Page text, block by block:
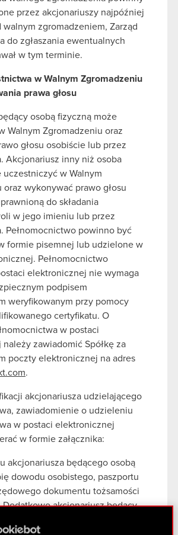
przez akcjonariuszy najpóźniej
walnym zgromadzeniem, Zarząd
do zgłaszania ewentualnych
w tym terminie.
w Walnym Zgromadzeniu
prawa głosu
osobą fizyczną może
Walnym Zgromadzeniu oraz
głosu osobiście lub przez
Akcjonariusz inny niż osoba
uczestniczyć w Walnym
oraz wykonywać prawo głosu
do składania
w jego imieniu lub przez
Pełnomocnictwo powinno być
formie pisemnej lub udzielone w
Pełnomocnictwo
elektronicznej nie wymaga
podpisem
weryfikowanym przy pomocy
certyfikatu. O
w postaci
zawiadomić Spółkę za
poczty elektronicznej na adres
.
akcjonariusza udzielającego
zawiadomienie o udzieleniu
w postaci elektronicznej
w formie załącznika:
akcjonariusza będącego osobą
dowodu osobistego, paszportu
dokumentu tożsamości
Dodatkowo akcjonariusz będący